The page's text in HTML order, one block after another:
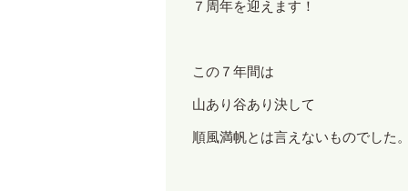
７周年を迎えます！
この７年間は
山あり谷あり決して
順風満帆とは言えないものでした。